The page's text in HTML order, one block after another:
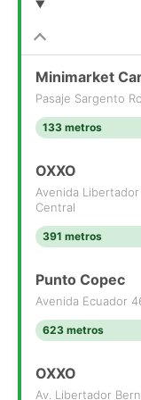
Minimarket
Pasaje Sargento
133 metros
OXXO
Avenida
Central
391 metros
Punto Copec
Avenida Ecuador
623 metros
OXXO
Av. Libertador